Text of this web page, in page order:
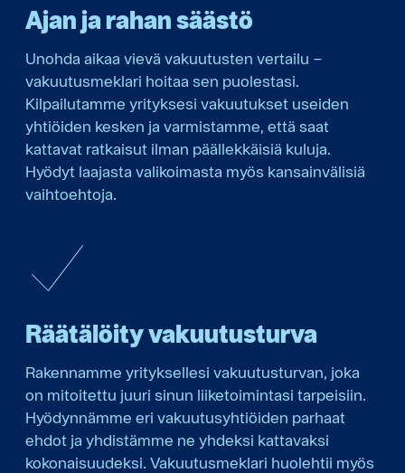
Ajan ja rahan säästö
Unohda aikaa vievä vakuutusten vertailu –
vakuutusmeklari hoitaa sen puolestasi.
Kilpailutamme yrityksesi vakuutukset useiden
yhtiöiden kesken ja varmistamme, että saat
kattavat ratkaisut ilman päällekkäisiä kuluja.
Hyödyt laajasta valikoimasta myös kansainvälisiä
vaihtoehtoja.
Räätälöity vakuutusturva
Rakennamme yrityksellesi vakuutusturvan, joka
on mitoitettu juuri sinun liiketoimintasi tarpeisiin.
Hyödynnämme eri vakuutusyhtiöiden parhaat
ehdot ja yhdistämme ne yhdeksi kattavaksi
kokonaisuudeksi. Vakuutusmeklari huolehtii myös